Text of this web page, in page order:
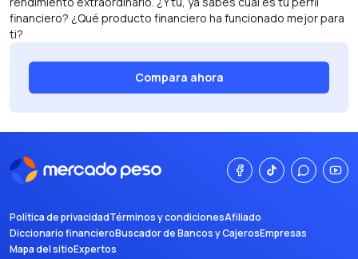
financiero? ¿Qué producto financiero ha funcionado mejor para
ti?
Compara ahora
Política de privacidadTérminos y condicionesAfiliado
Diccionario financieroBuscador de Bancos y CajerosEmpresas
Mapa del sitioExpertos